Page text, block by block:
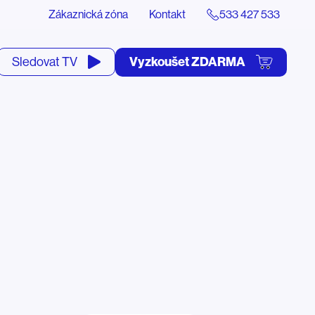
Zákaznická zóna Kontakt 533 427 533
Sledovat TV Vyzkoušet ZDARMA